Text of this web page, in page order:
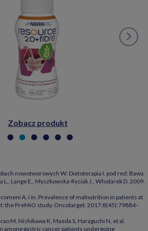
Zobacz produkt
nowotworowych W: Dietoterapia I. pod red: Bawa
L., Lange E., Myszkowska-Ryciak J., Włodarek D. 2009.
A, i in. Prevalence of malnutrition in patients at
the PreMiO study. Oncotarget. 2017;8(45):79884–
M, Nishikawa K, Maeda S, Haraguchi N, et al.
among gastric cancer patients undergoing